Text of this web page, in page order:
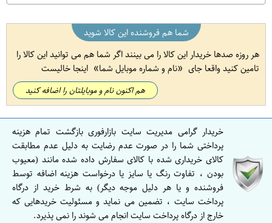
شما هم فروشنده این کالا شوید
هر روزه صدها خریدار این کالا را می بینند اگر شما هم می توانید این کالا را
تامین کنید واقعا جای
نام و شماره موبایل شما اینجا خالیست
هم اکنون نام و موبایلتان را اضافه کنید
خریدار گرامی مدیریت سایت بازارفوری بازگشت تمام هزینه
پرداختی شما را در صورت عدم رضایت به دلیل عدم مطابقت
کالای خریداری شده با کالای سفارش داده شده مانند (معیوب
بودن ، تفاوت رنگ یا سایز یا درخواست هزینه اضافه توسط
فروشنده و یا هر دلیل موجه دیگر) به شرط خرید از درگاه
پرداخت سایت ، تضمین می نماید و مسئولیت خریدهایی که
خارج از درگاه پرداخت سایت انجام می شوند را نمی پذیرد.